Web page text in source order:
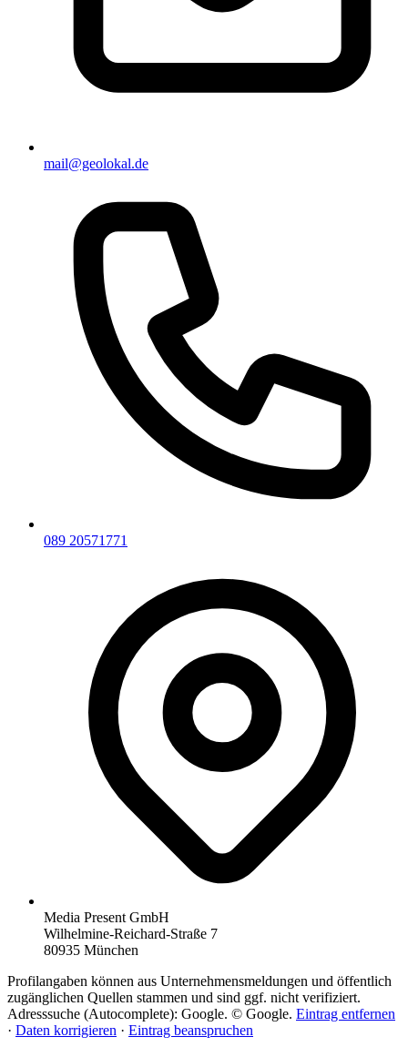
mail@geolokal.de
089 20571771
Media Present GmbH
Wilhelmine-Reichard-Straße 7
80935 München
Profilangaben können aus Unternehmensmeldungen und öffentlich
zugänglichen Quellen stammen und sind ggf. nicht verifiziert.
Adresssuche (Autocomplete): Google. © Google. Eintrag entfernen
· Daten korrigieren · Eintrag beanspruchen